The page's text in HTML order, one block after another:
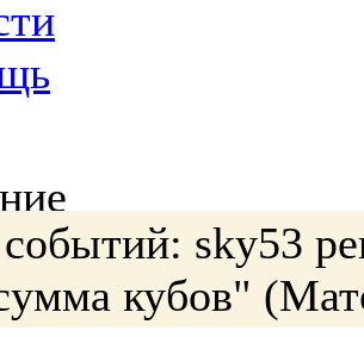
sky53
кубов"